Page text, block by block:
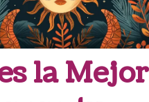
la Mejor